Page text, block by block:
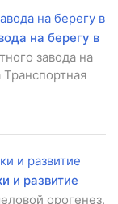
на берегу в
завода на
и развитие
орогенез,